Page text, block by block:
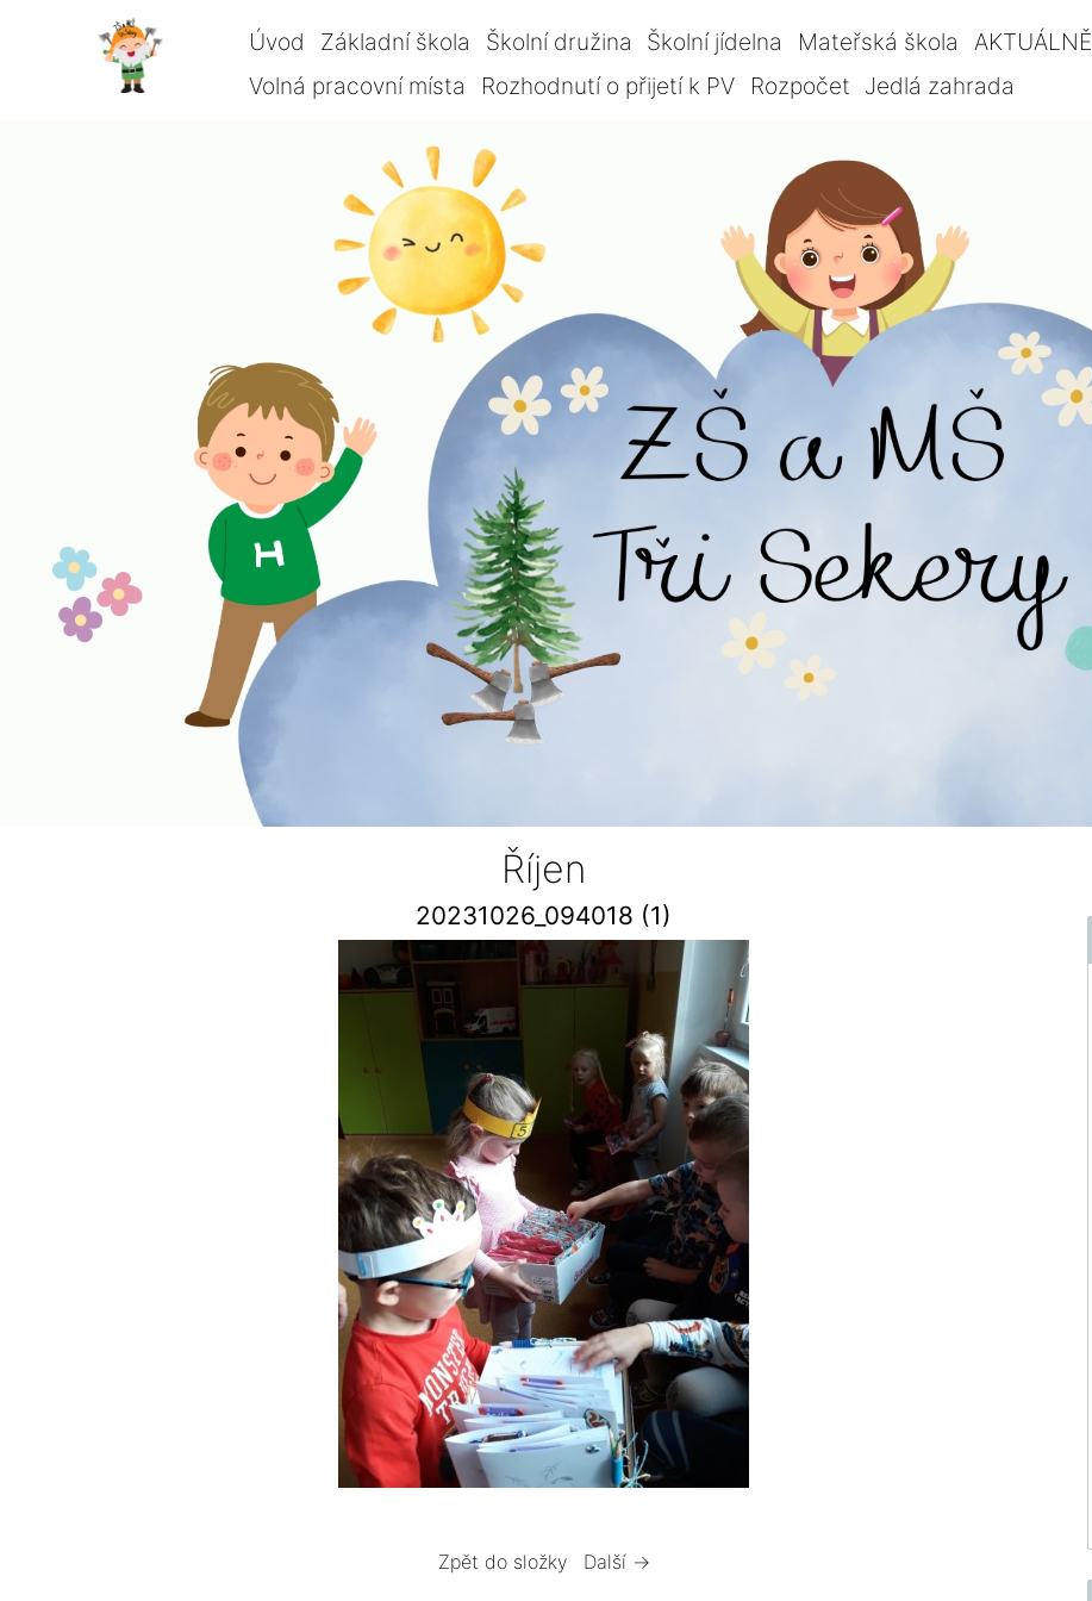
Úvod Základní škola Školní družina Školní jídelna Mateřská škola AKTUÁLNĚ
Volná pracovní místa
Rozhodnutí o přijetí k PV Rozpočet Jedlá zahrada
Říjen
20231026_094018 (1)
Zpět do složky Další →